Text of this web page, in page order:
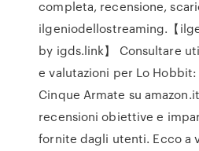
completa, recensione,
ilgeniodellostreaming.【
by igds.link】 Consultare
e valutazioni per Lo
Cinque Armate su
recensioni obiettive e
fornite dagli utenti. Ecco a